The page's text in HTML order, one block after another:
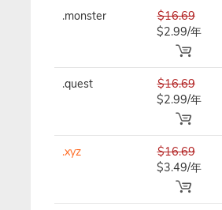
.monster
$16.69
$2.99/年
.quest
$16.69
$2.99/年
.xyz
$16.69
$3.49/年